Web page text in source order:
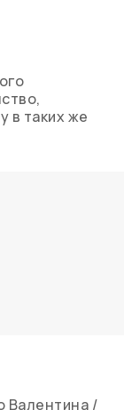
в таких же
Валентина /